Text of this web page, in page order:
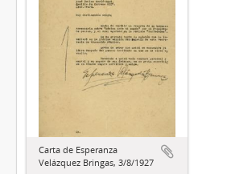
Carta de Esperanza
Velázquez Bringas, 3/8/1927